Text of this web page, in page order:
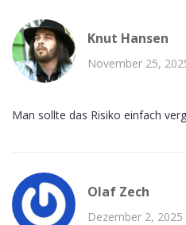
Knut Hansen
November 25,
Man sollte das Risiko einfach
Olaf Zech
Dezember 2, 2025